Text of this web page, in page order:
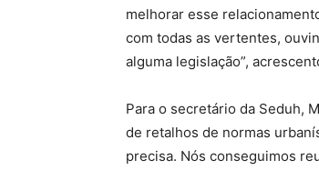
melhorar esse
com todas as vertentes,
alguma legislação”,
Para o secretário da Seduh,
de retalhos de normas
precisa. Nós conseguimos